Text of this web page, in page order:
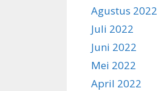
Agustus 2022
Juli 2022
Juni 2022
Mei 2022
April 2022